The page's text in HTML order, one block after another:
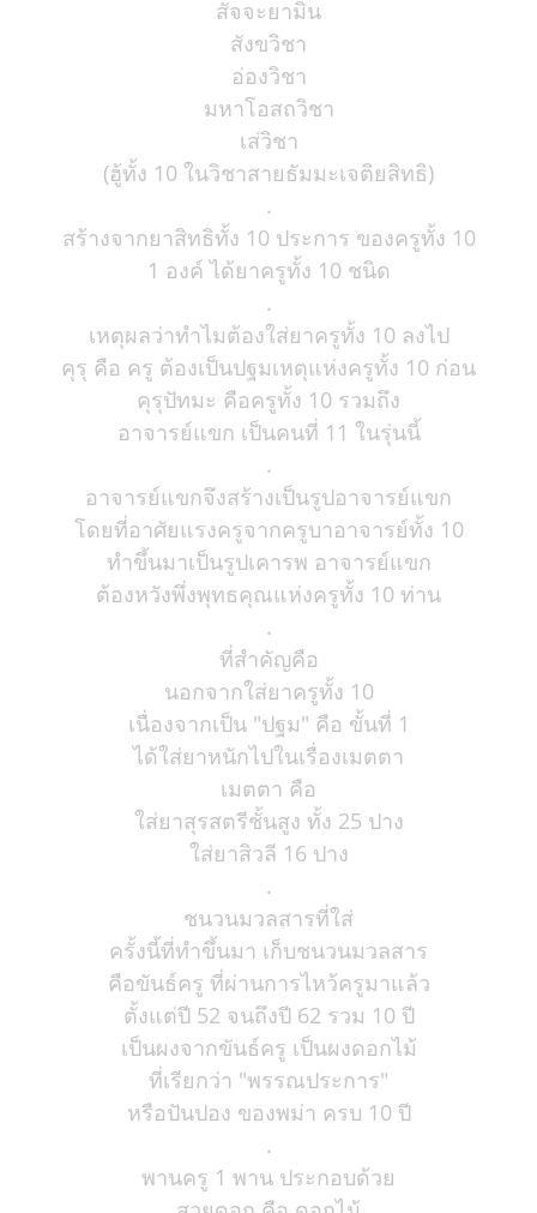
สัจจะยามิน
สังขวิชา
อ่องวิชา
มหาโอสถวิชา
เส่วิชา
(ฮู้ทั้ง 10 ในวิชาสายธัมมะเจติยสิทธิ)
.
สร้างจากยาสิทธิทั้ง 10 ประการ ของครูทั้ง 10
1 องค์ ได้ยาครูทั้ง 10 ชนิด
.
เหตุผลว่าทำไมต้องใส่ยาครูทั้ง 10 ลงไป
คุรุ คือ ครู ต้องเป็นปฐมเหตุแห่งครูทั้ง 10 ก่อน
คุรุปัทมะ คือครูทั้ง 10 รวมถึง
อาจารย์แขก เป็นคนที่ 11 ในรุ่นนี้
.
อาจารย์แขกจึงสร้างเป็นรูปอาจารย์แขก
โดยที่อาศัยแรงครูจากครูบาอาจารย์ทั้ง 10
ทำขึ้นมาเป็นรูปเคารพ อาจารย์แขก
ต้องหวังพึ่งพุทธคุณแห่งครูทั้ง 10 ท่าน
.
ที่สำคัญคือ
นอกจากใส่ยาครูทั้ง 10
เนื่องจากเป็น "ปฐม" คือ ขั้นที่ 1
ได้ใส่ยาหนักไปในเรื่องเมตตา
เมตตา คือ
ใส่ยาสุรสตรีชั้นสูง ทั้ง 25 ปาง
ใส่ยาสิวลี 16 ปาง
.
ชนวนมวลสารที่ใส่
ครั้งนี้ที่ทำขึ้นมา เก็บชนวนมวลสาร
คือขันธ์ครู ที่ผ่านการไหว้ครูมาแล้ว
ตั้งแต่ปี 52 จนถึงปี 62 รวม 10 ปี
เป็นผงจากขันธ์ครู เป็นผงดอกไม้
ที่เรียกว่า "พรรณประการ"
หรือปันปอง ของพม่า ครบ 10 ปี
.
พานครู 1 พาน ประกอบด้วย